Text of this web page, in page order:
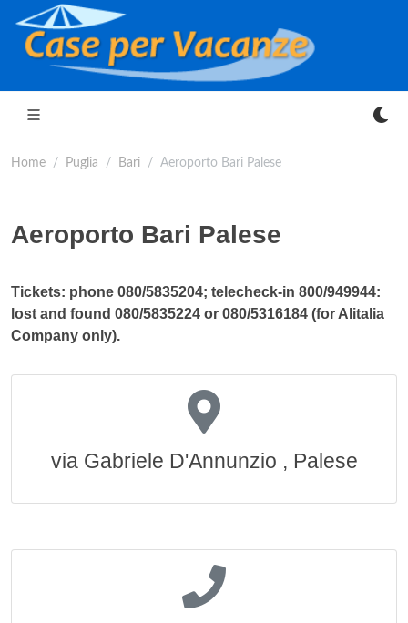
Home Puglia Bari Aeroporto Bari Palese
Aeroporto Bari Palese
Tickets: phone 080/5835204; telecheck-in 800/949944:
lost and found 080/5835224 or 080/5316184 (for Alitalia
Company only).
via Gabriele D'Annunzio , Palese